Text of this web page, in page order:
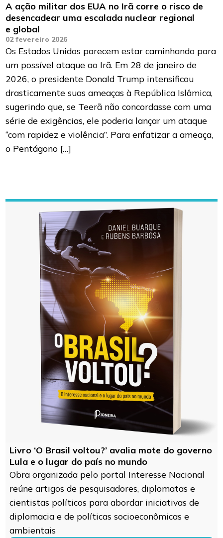
A ação militar dos EUA no Irã corre o risco de
desencadear uma escalada nuclear regional
e global
02 fevereiro 2026
Os Estados Unidos parecem estar caminhando para
um possível ataque ao Irã. Em 28 de janeiro de
2026, o presidente Donald Trump intensificou
drasticamente suas ameaças à República Islâmica,
sugerindo que, se Teerã não concordasse com uma
série de exigências, ele poderia lançar um ataque
“com rapidez e violência”. Para enfatizar a ameaça,
o Pentágono […]
Livro ‘O Brasil voltou?’ avalia mote do governo
Lula e o lugar do país no mundo
Obra organizada pelo portal Interesse Nacional
reúne artigos de pesquisadores, diplomatas e
cientistas políticos para abordar iniciativas de
diplomacia e de políticas socioeconômicas e
ambientais